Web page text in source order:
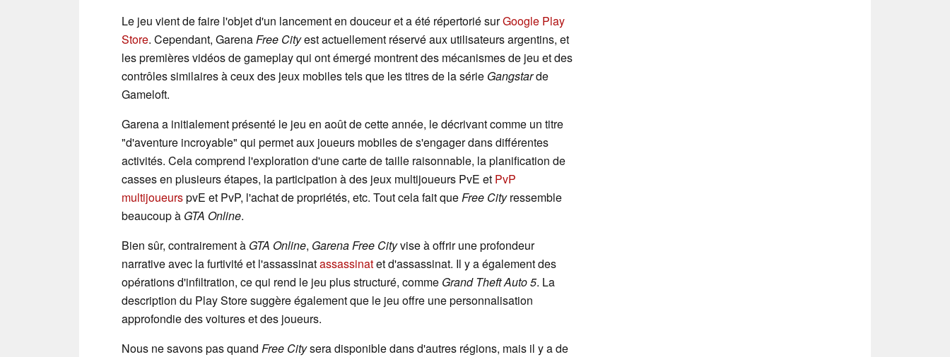
Le jeu vient de faire l'objet d'un lancement en douceur et a été répertorié surGoogle Play
Store. Cependant, GarenaFree Cityest actuellement réservé aux utilisateurs argentins, et
les premières vidéos de gameplay qui ont émergé montrent des mécanismes de jeu et des
contrôles similaires à ceux des jeux mobiles tels que les titres de la série Gangstarde
Gameloft.
Garena a initialement présenté le jeu en août de cette année, le décrivant comme un titre
"d'aventure incroyable" qui permet aux joueurs mobiles de s'engager dans différentes
activités. Cela comprend l'exploration d'une carte de taille raisonnable, la planification de
casses en plusieurs étapes, la participation à des jeux multijoueurs PvE et PvP
multijoueurspvE et PvP, l'achat de propriétés, etc. Tout cela fait queFree Cityressemble
beaucoup à GTA Online.
Bien sûr, contrairement à GTA Online, Garena Free Cityvise à offrir une profondeur
narrative avec la furtivité et l'assassinatassassinatet d'assassinat. Il y a également des
opérations d'infiltration, ce qui rend le jeu plus structuré, comme Grand Theft Auto 5. La
description du Play Store suggère également que le jeu offre une personnalisation
approfondie des voitures et des joueurs.
Nous ne savons pas quand Free Citysera disponible dans d'autres régions, mais il y a de